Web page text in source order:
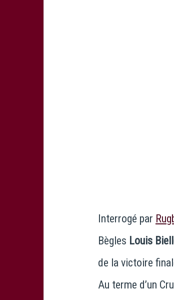
Interrogé par
Bègles Louis
de la victoire
Au terme d’un